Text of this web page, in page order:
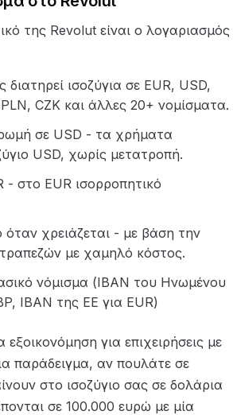
της Revolut είναι ο λογαριασμός
ισοζύγια σε EUR, USD,
CZK και άλλες 20+ νομίσματα.
σε USD - τα χρήματα
USD, χωρίς μετατροπή.
στο EUR ισορροπητικό
χρειάζεται - με βάση την
τραπεζών με χαμηλό κόστος.
νόμισμα (IBAN του Ηνωμένου
IBAN της ΕΕ για EUR)
εξοικονόμηση για επιχειρήσεις με
παράδειγμα, αν πουλάτε σε
στο ισοζύγιο σας σε δολάρια
σε 100.000 ευρώ με μία